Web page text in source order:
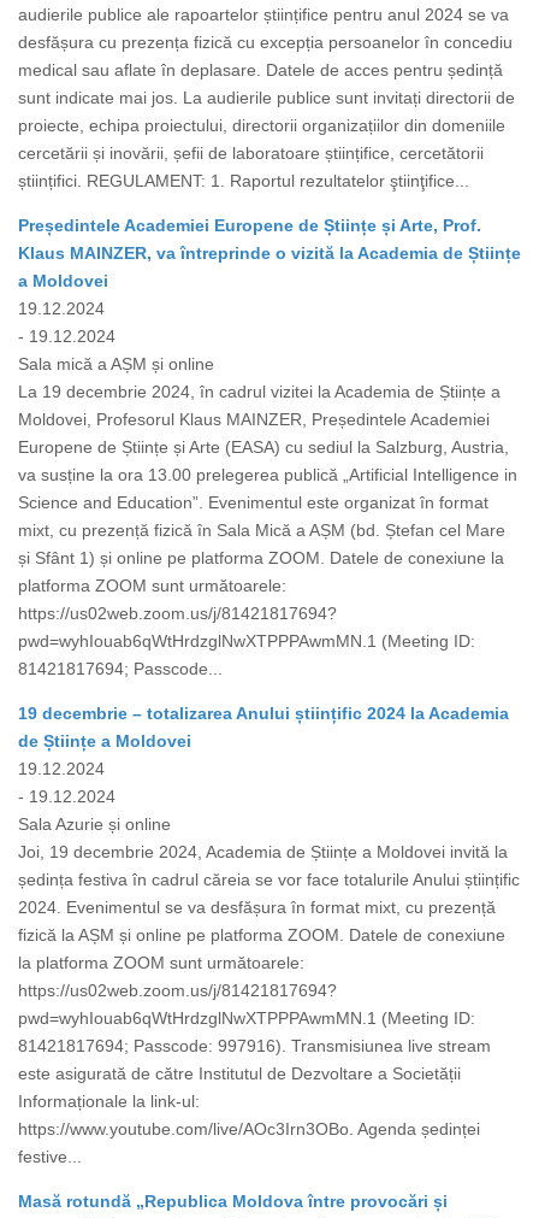
audierile publice ale rapoartelor științifice pentru anul 2024 se va
desfășura cu prezența fizică cu excepția persoanelor în concediu
medical sau aflate în deplasare. Datele de acces pentru ședință
sunt indicate mai jos. La audierile publice sunt invitați directorii de
proiecte, echipa proiectului, directorii organizațiilor din domeniile
cercetării și inovării, șefii de laboratoare științifice, cercetătorii
științifici. REGULAMENT: 1. Raportul rezultatelor ştiinţifice...
Președintele Academiei Europene de Științe și Arte, Prof.
Klaus MAINZER, va întreprinde o vizită la Academia de Științe
a Moldovei
19.12.2024
- 19.12.2024
Sala mică a AȘM și online
La 19 decembrie 2024, în cadrul vizitei la Academia de Științe a
Moldovei, Profesorul Klaus MAINZER, Președintele Academiei
Europene de Științe și Arte (EASA) cu sediul la Salzburg, Austria,
va susține la ora 13.00 prelegerea publică „Artificial Intelligence in
Science and Education”. Evenimentul este organizat în format
mixt, cu prezență fizică în Sala Mică a AȘM (bd. Ștefan cel Mare
și Sfânt 1) și online pe platforma ZOOM. Datele de conexiune la
platforma ZOOM sunt următoarele:
https://us02web.zoom.us/j/81421817694?
pwd=wyhIouab6qWtHrdzglNwXTPPPAwmMN.1 (Meeting ID:
81421817694; Passcode...
19 decembrie – totalizarea Anului științific 2024 la Academia
de Științe a Moldovei
19.12.2024
- 19.12.2024
Sala Azurie și online
Joi, 19 decembrie 2024, Academia de Științe a Moldovei invită la
ședința festiva în cadrul căreia se vor face totalurile Anului științific
2024. Evenimentul se va desfășura în format mixt, cu prezență
fizică la AȘM și online pe platforma ZOOM. Datele de conexiune
la platforma ZOOM sunt următoarele:
https://us02web.zoom.us/j/81421817694?
pwd=wyhIouab6qWtHrdzglNwXTPPPAwmMN.1 (Meeting ID:
81421817694; Passcode: 997916). Transmisiunea live stream
este asigurată de către Institutul de Dezvoltare a Societății
Informaționale la link-ul:
https://www.youtube.com/live/AOc3Irn3OBo. Agenda ședinței
festive...
Masă rotundă „Republica Moldova între provocări și